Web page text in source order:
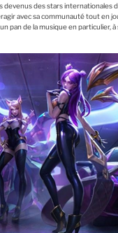
des stars internationales
avec sa communauté tout en
de la musique en particulier,